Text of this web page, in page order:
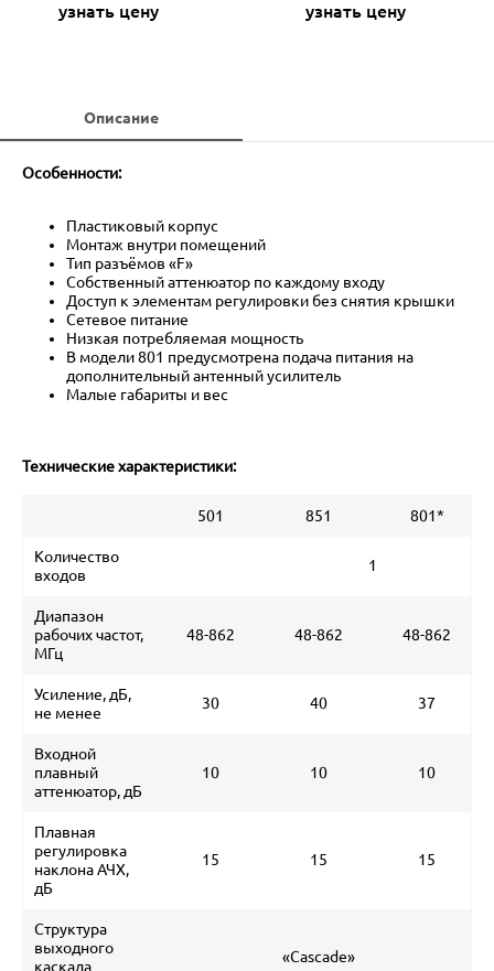
узнать цену узнать цену
Описание
Особенности:
Пластиковый корпус
Монтаж внутри помещений
Тип разъёмов «F»
Собственный аттенюатор по каждому входу
Доступ к элементам регулировки без снятия крышки
Сетевое питание
Низкая потребляемая мощность
В модели 801 предусмотрена подача питания на
дополнительный антенный усилитель
Малые габариты и вес
Технические характеристики:
501 851 801*
Количество
входов
1
Диапазон
рабочих частот,
МГц
48-862 48-862 48-862
Усиление, дБ,
не менее
30 40 37
Входной
плавный
аттенюатор, дБ
10 10 10
Плавная
регулировка
наклона АЧХ,
дБ
15 15 15
Структура
выходного
каскада
«Cascade»